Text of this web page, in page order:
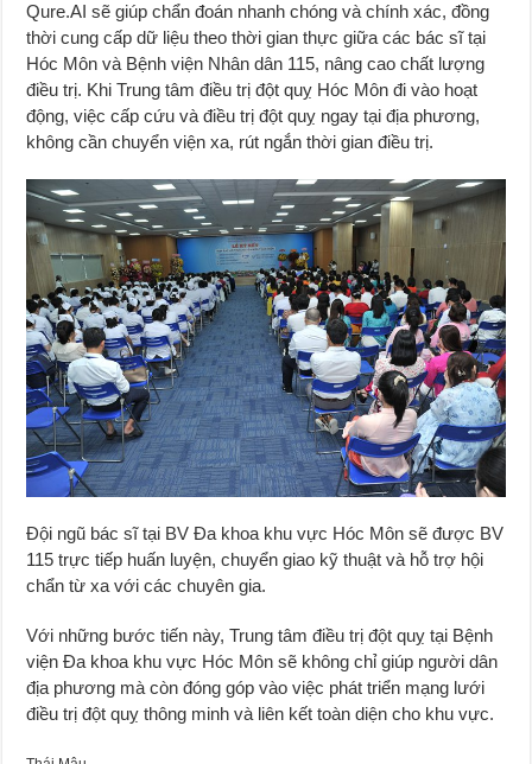
Qure.AI sẽ giúp chẩn đoán nhanh chóng và chính xác, đồng
thời cung cấp dữ liệu theo thời gian thực giữa các bác sĩ tại
Hóc Môn và Bệnh viện Nhân dân 115, nâng cao chất lượng
điều trị. Khi Trung tâm điều trị đột quỵ Hóc Môn đi vào hoạt
động, việc cấp cứu và điều trị đột quỵ ngay tại địa phương,
không cần chuyển viện xa, rút ngắn thời gian điều trị.
Đội ngũ bác sĩ tại BV Đa khoa khu vực Hóc Môn sẽ được BV
115 trực tiếp huấn luyện, chuyển giao kỹ thuật và hỗ trợ hội
chẩn từ xa với các chuyên gia.
Với những bước tiến này, Trung tâm điều trị đột quỵ tại Bệnh
viện Đa khoa khu vực Hóc Môn sẽ không chỉ giúp người dân
địa phương mà còn đóng góp vào việc phát triển mạng lưới
điều trị đột quỵ thông minh và liên kết toàn diện cho khu vực.